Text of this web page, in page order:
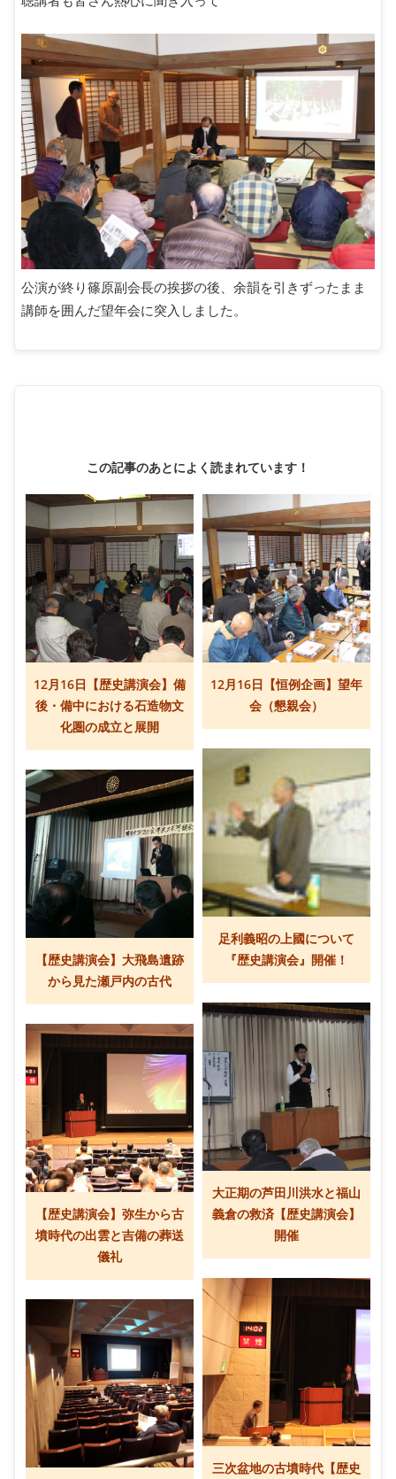
公演が終り篠原副会長の挨拶の後、余韻を引きずったまま
講師を囲んだ望年会に突入しました。
この記事のあとによく読まれています！
12月16日【歴史講演会】備
後・備中における石造物文
化圏の成立と展開
12月16日【恒例企画】望年
会（懇親会）
足利義昭の上國について
『歴史講演会』開催！
【歴史講演会】大飛島遺跡
から見た瀬戸内の古代
大正期の芦田川洪水と福山
義倉の救済【歴史講演会】
開催
【歴史講演会】弥生から古
墳時代の出雲と吉備の葬送
儀礼
三次盆地の古墳時代【歴史